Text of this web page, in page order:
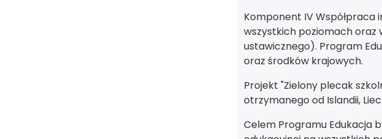
Komponent IV
wszystkich poziomach oraz
ustawicznego). Program
oraz środków krajowych.
Projekt "Zielony plecak
otrzymanego od Islandii,
Celem Programu Edukacja